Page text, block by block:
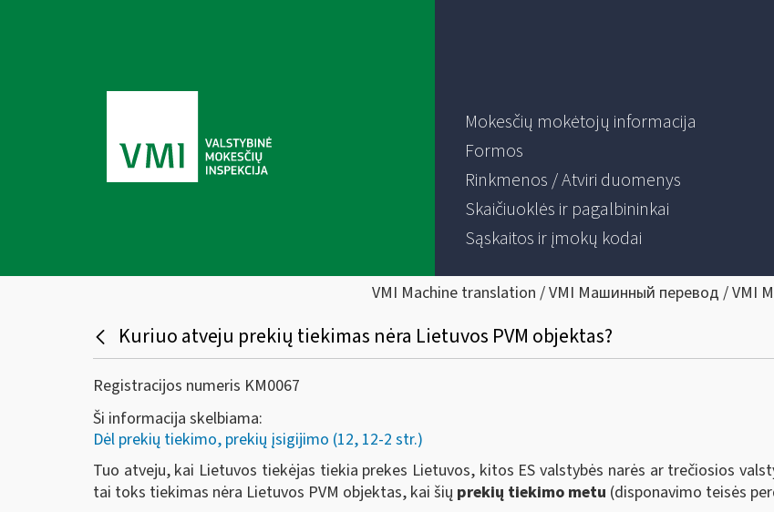
Mokesčių mokėtojų informacija
Formos
Rinkmenos / Atviri duomenys
Skaičiuoklės ir pagalbininkai
Sąskaitos ir įmokų kodai
VMI Machine translation / VMI Машинный перевод / VMI
Kuriuo atveju prekių tiekimas nėra Lietuvos PVM objektas?
Registracijos numeris KM0067
Ši informacija skelbiama:
Dėl prekių tiekimo, prekių įsigijimo (12, 12-2 str.)
Tuo atveju, kai Lietuvos tiekėjas tiekia prekes Lietuvos, kitos ES valstybės narės ar trečiosios
tai toks tiekimas nėra Lietuvos PVM objektas, kai šių prekių tiekimo metu (disponavimo teisės